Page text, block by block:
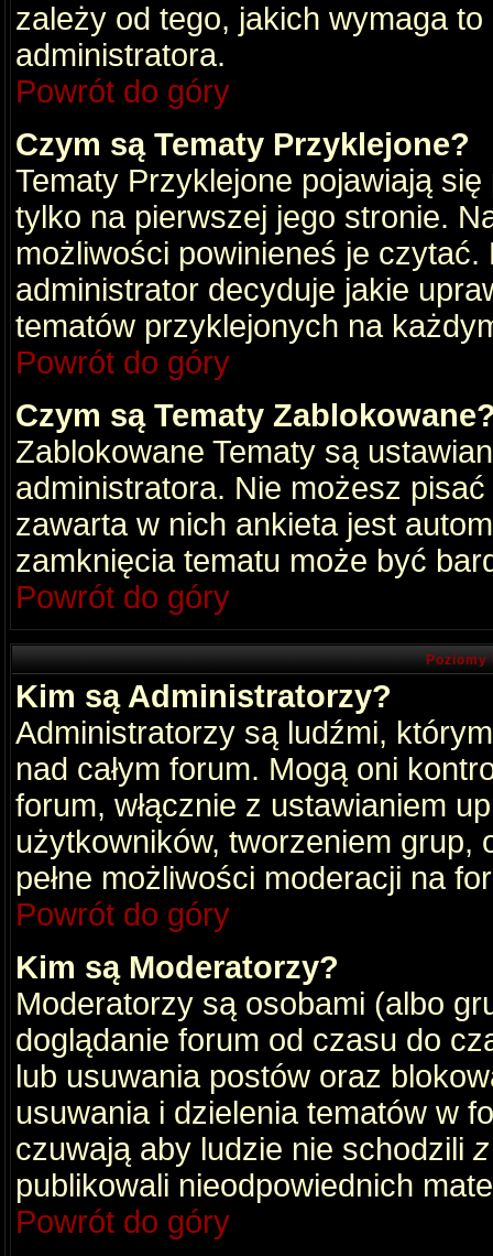
zależy od tego, jakich wymaga
administratora.
Powrót do góry
Czym są Tematy Przyklejone?
Tematy Przyklejone pojawiają
tylko na pierwszej jego stronie.
możliwości powinieneś je czytać.
administrator decyduje jakie
tematów przyklejonych na
Powrót do góry
Czym są Tematy
Zablokowane Tematy są
administratora. Nie możesz
zawarta w nich ankieta jest
zamknięcia tematu może być
Powrót do góry
Kim są Administratorzy?
Administratorzy są ludźmi,
nad całym forum. Mogą oni
forum, włącznie z ustawianiem
użytkowników, tworzeniem grup,
pełne możliwości moderacji na
Powrót do góry
Kim są Moderatorzy?
Moderatorzy są osobami (albo
doglądanie forum od czasu do
lub usuwania postów oraz
usuwania i dzielenia tematów w
czuwają aby ludzie nie schodzili
publikowali nieodpowiednich
Powrót do góry